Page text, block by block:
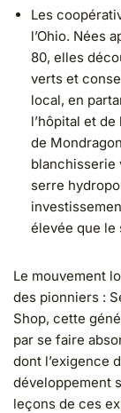
Les
l’Ohio. Nées
80, elles
verts et
local, en
l’hôpital et
de
blanchisserie
serre
élevée que
Le mouvement
des pionniers :
Shop, cette
par se faire
dont l’exigence
développement
leçons de ces